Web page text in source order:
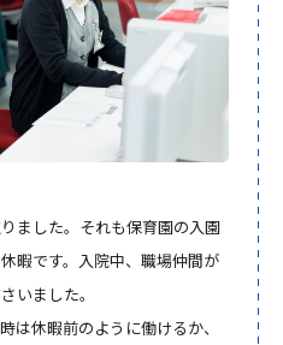
ました。それも保育園の入園
暇です。入院中、職場仲間が
いました。
は休暇前のように働けるか、